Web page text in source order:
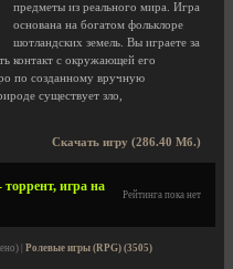
предметы из реального мира. Игра
основана на богатом фольклоре
шотландских земель. Вы играете за
контакт с окружающей его
по созданному вручную
существует зло,
Скачать игру (286.40 Мб.)
игра на
Рейтинга пока нет
| Ролевые игры (RPG) (3505)